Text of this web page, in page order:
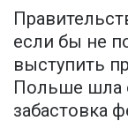
если бы не
выступить
Польше шла
забастовка